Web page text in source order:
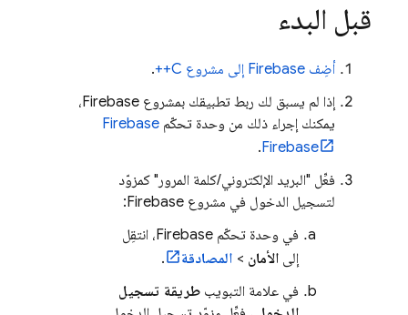
قبل البدء
أضِف Firebase إلى مشروع C++
.
إذا لم يسبق لك ربط تطبيقك بمشروع Firebase،
يمكنك إجراء ذلك من وحدة تحكّم Firebase
Firebase
.
فعِّل "البريد الإلكتروني/كلمة المرور" كمزوّد
لتسجيل الدخول في مشروع Firebase:
في وحدة تحكّم Firebase، انتقِل
إلى الأمان > المصادقة
.
في علامة التبويب طريقة تسجيل